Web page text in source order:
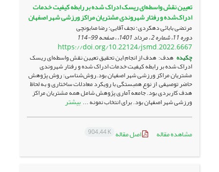
تعیین نقش واسطه‌ای ریسک ادراک شده بر رابطه کیفیت خدمات
ادراک‌شده و رفتار شهروندی مشتریان مراکز ورزشی شهر اصفهان
مرتضی بابائی دهکردی؛ نجف آقایی؛ رضا صابونچی
دوره 11، شماره 2 ، مرداد 1401، ، صفحه 99-114
https://doi.org/10.22124/jsmd.2022.6667
چکیده هدف: هدف از انجام این تحقیق تعیین نقش واسطه­‌ای ریسک
ادراک شده بر رابطه کیفیت خدمات ادراک شده و رفتار شهروندی
مشتریان مراکز ورزشی شهر اصفهان بود.روش‌شناسی: روش پژوهش
حاضر توصیفی از نوع همبستگی با رویکرد معادلات ساختاری و به لحاظ
هدف کاربردی بود. جامعه آماری پژوهش شامل همه مشتریان مراکز
ورزشی شهر اصفهان بود. برای انتخاب نمونه ... بیشتر
مشاهده مقاله اصل مقاله 904.44 K